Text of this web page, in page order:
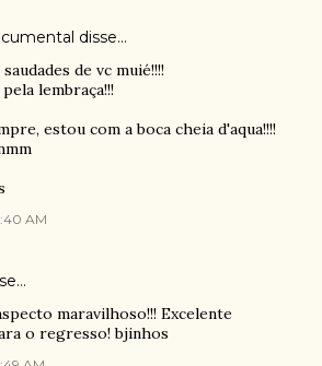
disse…
de vc muié!!!!
lembraça!!!
estou com a boca cheia d'aqua!!!!
AM
maravilhoso!!! Excelente
o regresso! bjinhos